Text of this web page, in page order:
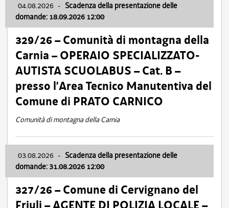
04.08.2026 - Scadenza della presentazione delle
domande: 18.09.2026 12:00
329/26 – Comunità di montagna della
Carnia – OPERAIO SPECIALIZZATO-
AUTISTA SCUOLABUS – Cat. B –
presso l’Area Tecnico Manutentiva del
Comune di PRATO CARNICO
Comunità di montagna della Carnia
03.08.2026 - Scadenza della presentazione delle
domande: 31.08.2026 12:00
327/26 – Comune di Cervignano del